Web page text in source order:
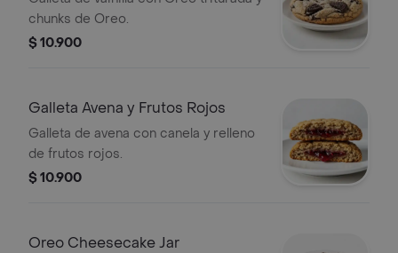
chunks de Oreo.
$ 10.900
Galleta Avena y Frutos Rojos
Galleta de avena con canela y relleno
de frutos rojos.
$ 10.900
Oreo Cheesecake Jar